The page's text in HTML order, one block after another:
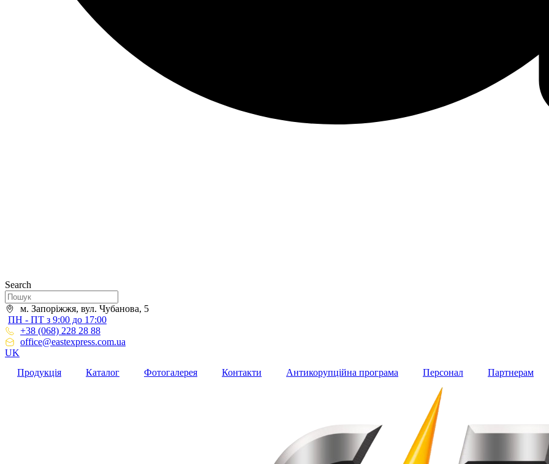
Search
м. Запоріжжя, вул. Чубанова, 5
ПН - ПТ з 9:00 до 17:00
+38 (068) 228 28 88
office@eastexpress.com.ua
UK
Продукція
Каталог Фотогалерея Контакти Антикорупційна програма Персонал Партнерам